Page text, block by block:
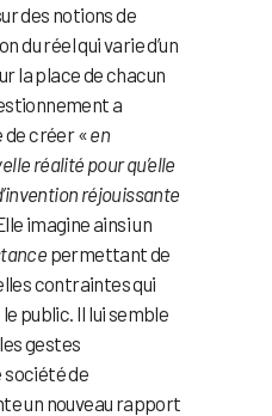
des notions de
du réel qui varie d’un
la place de chacun
a
de créer «en
réalité pour qu’elle
réjouissante
imagine ainsi un
permettant de
contraintes qui
public. Il lui semble
gestes
société de
un nouveau rapport